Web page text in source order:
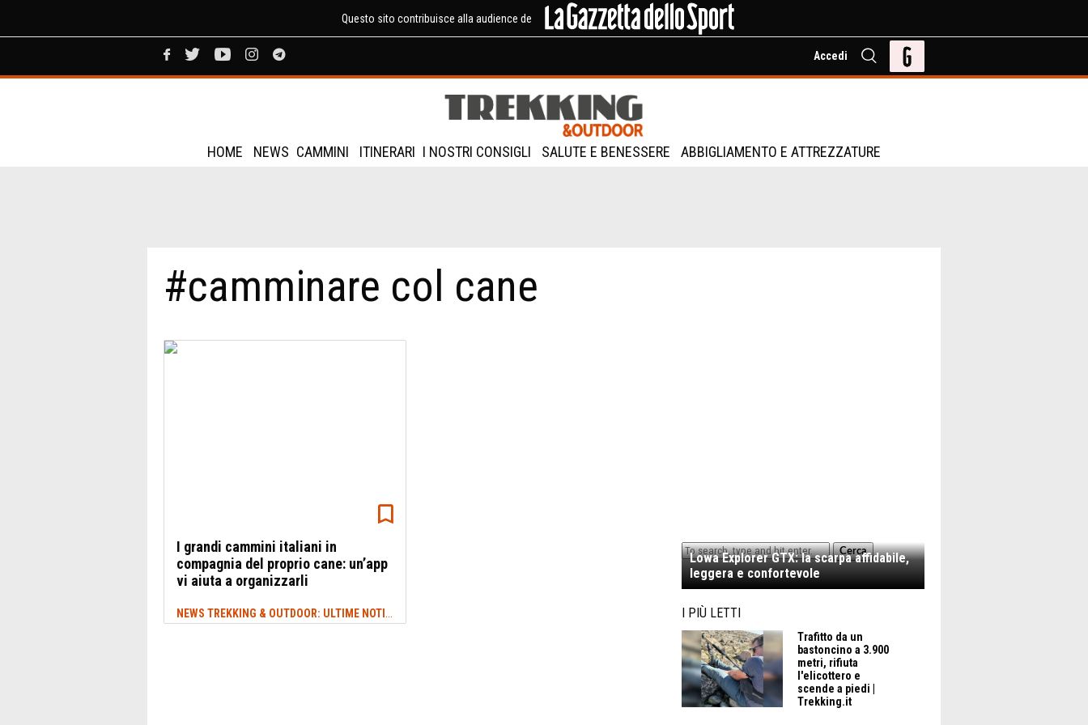
Questo sito contribuisce alla audience de
Accedi
HOME NEWS CAMMINI ITINERARI I NOSTRI CONSIGLI SALUTE E BENESSERE ABBIGLIAMENTO E ATTREZZATURE
#camminare col cane
I grandi cammini italiani in
compagnia del proprio cane: un’app
vi aiuta a organizzarli
NEWS TREKKING & OUTDOOR: ULTIME NOTIZIE
Cerca
Lowa Explorer GTX: la scarpa affidabile,
leggera e confortevole
I PIÙ LETTI
Trafitto da un
bastoncino a 3.900
metri, rifiuta
l'elicottero e
scende a piedi |
Trekking.it